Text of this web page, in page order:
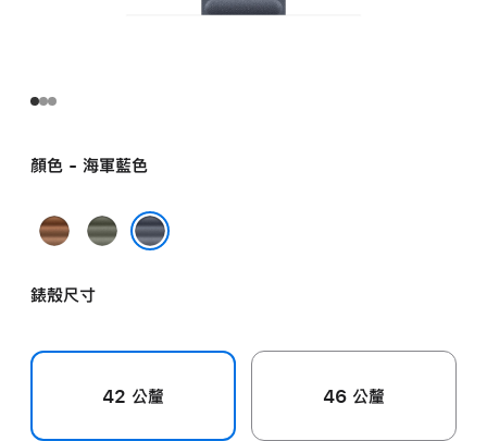
顏色 - 海軍藍色
焦
色
鼠
草
錶殼尺寸
42 公釐 46 公釐